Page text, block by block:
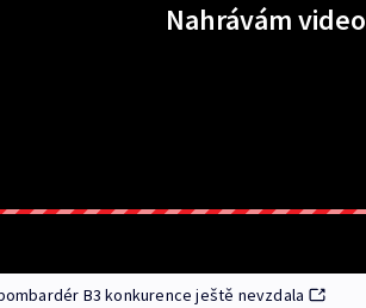
Nahrávám video
B3 konkurence ještě nevzdala